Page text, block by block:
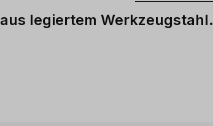
aus legiertem Werkzeugstahl.